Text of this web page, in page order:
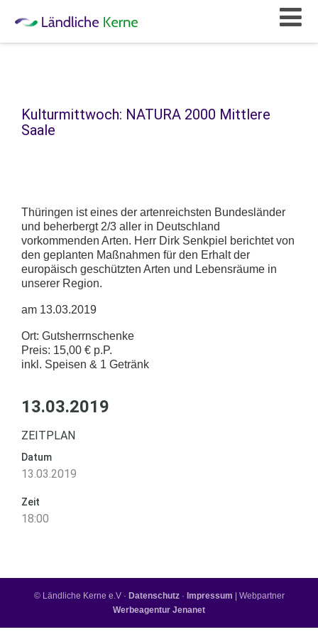
Kulturmittwoch: NATURA 2000 Mittlere
Saale
Thüringen ist eines der artenreichsten Bundesländer
und beherbergt 2/3 aller in Deutschland
vorkommenden Arten. Herr Dirk Senkpiel berichtet von
den geplanten Maßnahmen für den Erhalt der
europäisch geschützten Arten und Lebensräume in
unserer Region.
am 13.03.2019
Ort: Gutsherrnschenke
Preis: 15,00 € p.P.
inkl. Speisen & 1 Getränk
13.03.2019
ZEITPLAN
Datum
13.03.2019
Zeit
18:00
© Ländliche Kerne e.V · Datenschutz· Impressum | Webpartner
Werbeagentur Jenanet